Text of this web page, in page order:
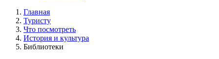
Главная
Туристу
Что посмотреть
История и культура
Библиотеки